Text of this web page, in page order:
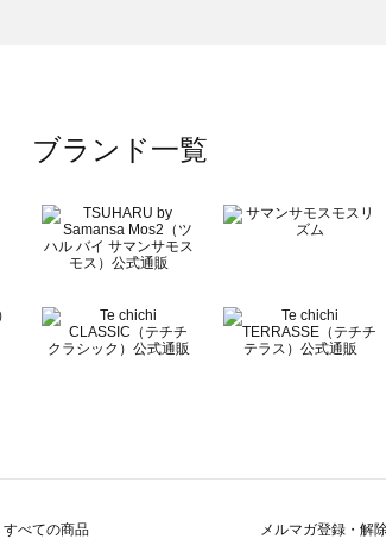
ブランド一覧
すべての商品 メルマガ登録・解